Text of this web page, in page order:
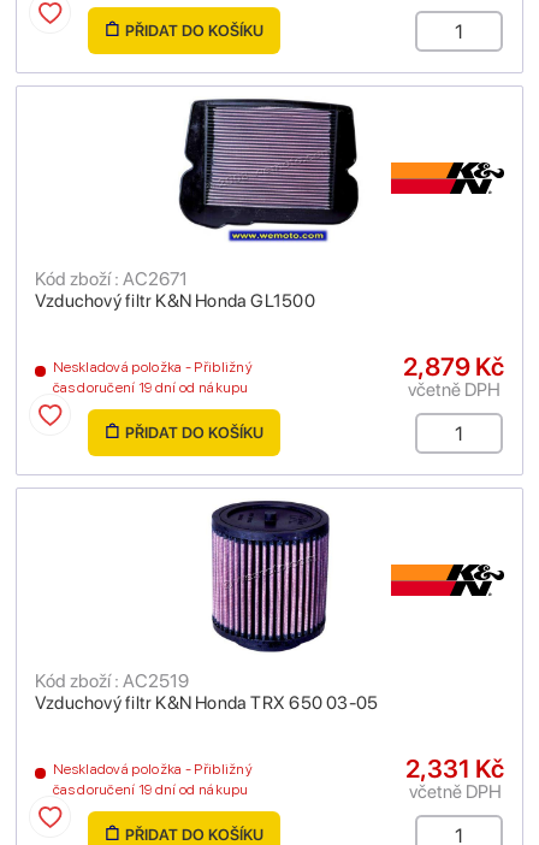
PŘIDAT DO KOŠÍKU
Vzduchový filtr K&N Honda GL1500
Kód zboží : AC2671
Neskladová položka - Přibližný
čas doručení 19 dní od nákupu
2,879 Kč
včetně DPH
PŘIDAT DO KOŠÍKU
Vzduchový filtr K&N Honda TRX 650 03-05
Kód zboží : AC2519
Neskladová položka - Přibližný
čas doručení 19 dní od nákupu
2,331 Kč
včetně DPH
PŘIDAT DO KOŠÍKU